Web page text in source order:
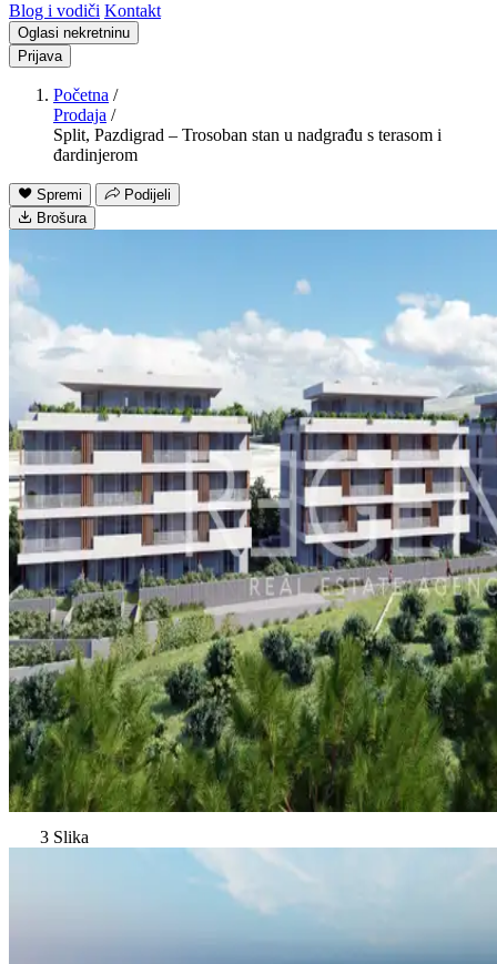
Blog i vodiči Kontakt
Oglasi nekretninu
Prijava
Početna /
Prodaja /
Split, Pazdigrad – Trosoban stan u nadgrađu s terasom i
đardinjerom
Spremi
Podijeli
Brošura
3 Slika